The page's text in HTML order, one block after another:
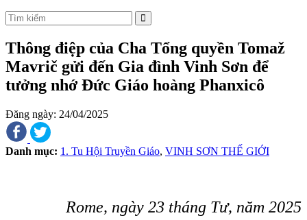
Thông điệp của Cha Tổng quyền Tomaž
Mavrič gửi đến Gia đình Vinh Sơn để
tưởng nhớ Đức Giáo hoàng Phanxicô
Đăng ngày: 24/04/2025
Danh mục: 1. Tu Hội Truyền Giáo, VINH SƠN THẾ GIỚI
Rome, ngày 23 tháng Tư, năm 2025